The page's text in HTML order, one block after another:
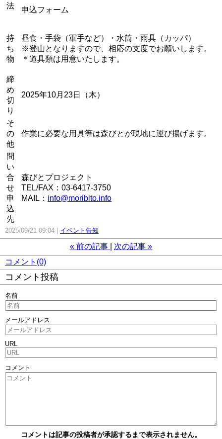
法
申込フォーム
持
ち
物
昼食・手袋（軍手など）・水筒・雨具（カッパ）
※登山となりますので、相応の支度でお願いします。
＊道具類は用意いたします。
締
め
切
り
2025年10月23日（木）
そ
の
他
作業に必要な用具等は森びとが現地に運び揚げます。
問
い
合
せ
申
込
先
森びとプロジェクト
TEL/FAX：03-6417-3750
MAIL： info@moribito.info
2025/09/21 09:04 イベント告知
« 前の記事 次の記事 »
コメント(0)
コメント投稿
名前
メールアドレス
URL
コメント
コメントは記事の投稿者が承認するまで表示されません。